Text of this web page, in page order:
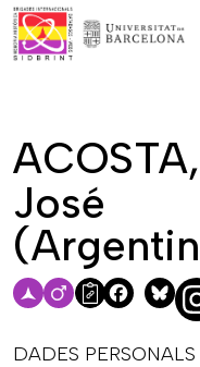
ACOSTA,
José
DADES PERSONALS